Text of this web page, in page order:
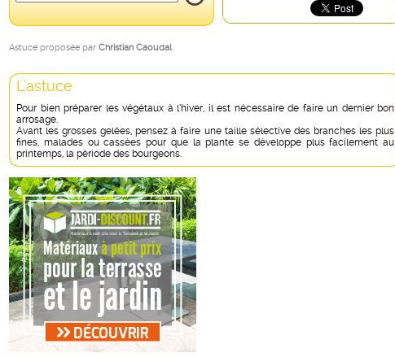
Astuce proposée par Christian Caoudal
L'astuce
Pour bien préparer les végétaux à l’hiver, il est nécessaire de faire un dernier bon
arrosage.
Avant les grosses gelées, pensez à faire une taille sélective des branches les plus
fines, malades ou cassées pour que la plante se développe plus facilement au
printemps, la période des bourgeons.